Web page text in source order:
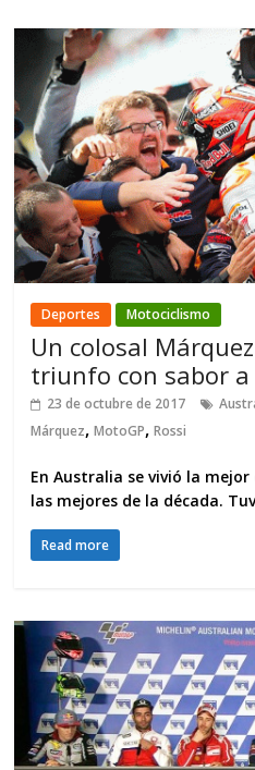
Deportes Motociclismo
Un colosal
triunfo con sabor
23 de octubre de 2017
Márquez,MotoGP,Rossi
En Australia se vivió la
las mejores de la década.
Read more